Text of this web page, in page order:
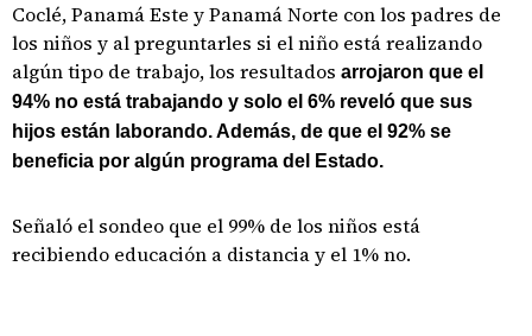
Coclé, Panamá Este y Panamá Norte con los padres de
los niños y al preguntarles si el niño está realizando
algún tipo de trabajo, los resultados arrojaron que el
94% no está trabajando y solo el 6% reveló que sus
hijos están laborando. Además, de que el 92% se
beneficia por algún programa del Estado.
Señaló el sondeo que el 99% de los niños está
recibiendo educación a distancia y el 1% no.